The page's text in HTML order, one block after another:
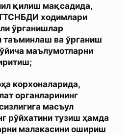
қилиш мақсадида,
ходимлари
ўрганишлар
таъминлаш ва ўрганиш
маълумотларни
корхоналарида,
органларининг
масъул
рўйхатини тузиш ҳамда
малакасини ошириш